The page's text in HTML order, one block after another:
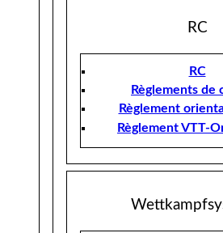
RC
RC
Règlements de
Règlement
Règlement VTT-